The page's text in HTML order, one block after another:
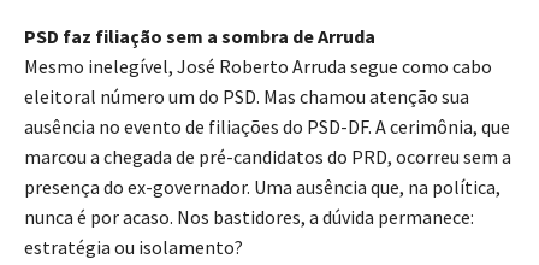
PSD faz filiação sem a sombra de Arruda
Mesmo inelegível, José Roberto Arruda segue como cabo
eleitoral número um do PSD. Mas chamou atenção sua
ausência no evento de filiações do PSD-DF. A cerimônia, que
marcou a chegada de pré-candidatos do PRD, ocorreu sem a
presença do ex-governador. Uma ausência que, na política,
nunca é por acaso. Nos bastidores, a dúvida permanece:
estratégia ou isolamento?